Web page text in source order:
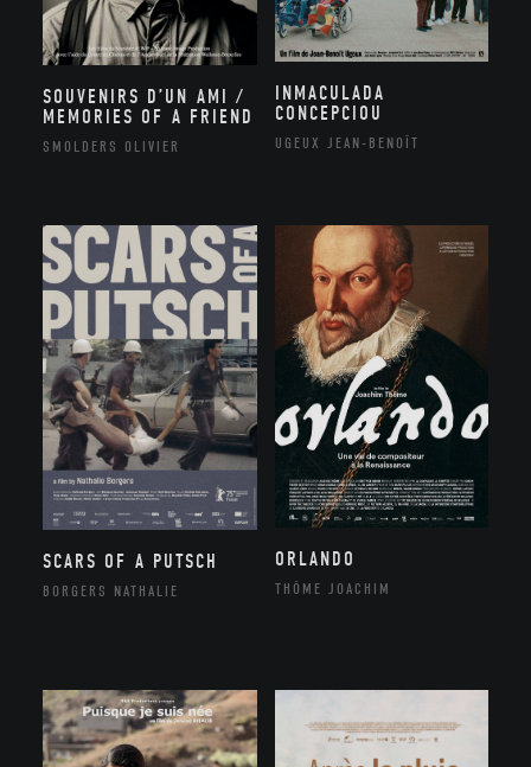
SOUVENIRS D’UN AMI /
MEMORIES OF A FRIEND
SMOLDERS OLIVIER
INMACULADA
CONCEPCIOU
UGEUX JEAN-BENOÎT
SCARS OF A PUTSCH
BORGERS NATHALIE
ORLANDO
THÔME JOACHIM